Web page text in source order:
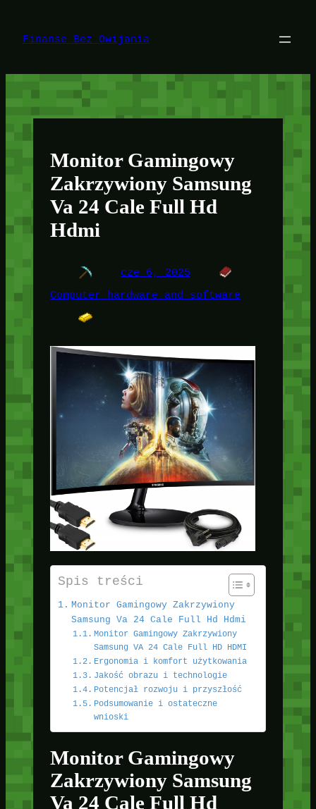
treści
Finanse Bez Owijania
Monitor Gamingowy
Zakrzywiony Samsung
Va 24 Cale Full Hd
Hdmi
cze 6, 2025
Computer hardware and software
Spis treści
Monitor Gamingowy Zakrzywiony
Samsung Va 24 Cale Full Hd Hdmi
Monitor Gamingowy Zakrzywiony
Samsung VA 24 Cale Full HD HDMI
Ergonomia i komfort użytkowania
Jakość obrazu i technologie
Potencjał rozwoju i przyszłość
Podsumowanie i ostateczne
wnioski
Monitor Gamingowy
Zakrzywiony Samsung
Va 24 Cale Full Hd